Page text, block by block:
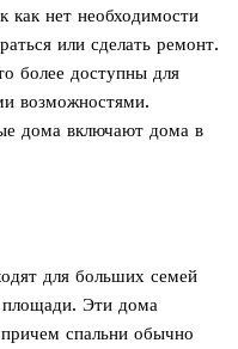
как нет необходимости
или сделать ремонт.
более доступны для
возможностями.
дома включают дома в
для больших семей
Эти дома
спальни обычно